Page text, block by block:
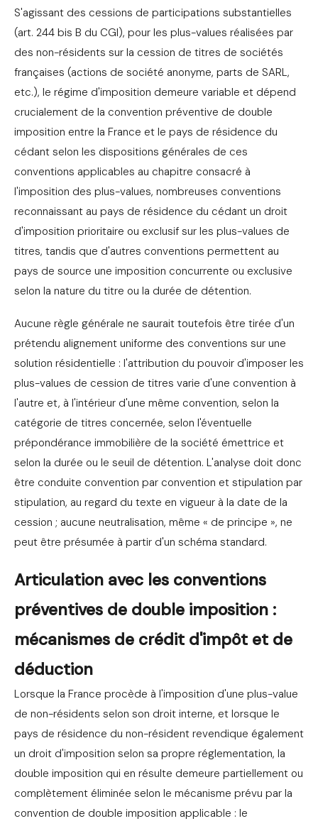
S'agissant des cessions de participations substantielles
(art. 244 bis B du CGI), pour les plus-values réalisées par
des non-résidents sur la cession de titres de sociétés
françaises (actions de société anonyme, parts de SARL,
etc.), le régime d'imposition demeure variable et dépend
crucialement de la convention préventive de double
imposition entre la France et le pays de résidence du
cédant selon les dispositions générales de ces
conventions applicables au chapitre consacré à
l'imposition des plus-values, nombreuses conventions
reconnaissant au pays de résidence du cédant un droit
d'imposition prioritaire ou exclusif sur les plus-values de
titres, tandis que d'autres conventions permettent au
pays de source une imposition concurrente ou exclusive
selon la nature du titre ou la durée de détention.
Aucune règle générale ne saurait toutefois être tirée d'un
prétendu alignement uniforme des conventions sur une
solution résidentielle : l'attribution du pouvoir d'imposer les
plus-values de cession de titres varie d'une convention à
l'autre et, à l'intérieur d'une même convention, selon la
catégorie de titres concernée, selon l'éventuelle
prépondérance immobilière de la société émettrice et
selon la durée ou le seuil de détention. L'analyse doit donc
être conduite convention par convention et stipulation par
stipulation, au regard du texte en vigueur à la date de la
cession ; aucune neutralisation, même « de principe », ne
peut être présumée à partir d'un schéma standard.
Articulation avec les conventions
préventives de double imposition :
mécanismes de crédit d'impôt et de
déduction
Lorsque la France procède à l'imposition d'une plus-value
de non-résidents selon son droit interne, et lorsque le
pays de résidence du non-résident revendique également
un droit d'imposition selon sa propre réglementation, la
double imposition qui en résulte demeure partiellement ou
complètement éliminée selon le mécanisme prévu par la
convention de double imposition applicable : le